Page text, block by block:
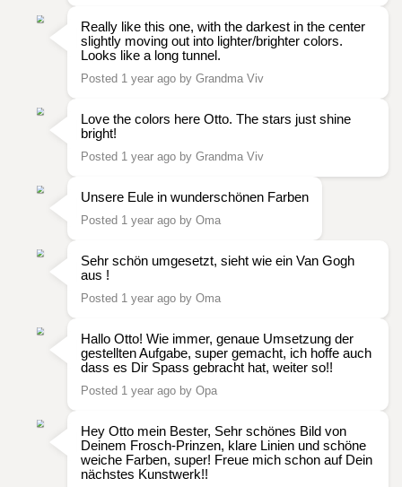
Really like this one, with the darkest in the center
slightly moving out into lighter/brighter colors.
Looks like a long tunnel.
Posted 1 year ago by Grandma Viv
Love the colors here Otto. The stars just shine
bright!
Posted 1 year ago by Grandma Viv
Unsere Eule in wunderschönen Farben
Posted 1 year ago by Oma
Sehr schön umgesetzt, sieht wie ein Van Gogh
aus !
Posted 1 year ago by Oma
Hallo Otto! Wie immer, genaue Umsetzung der
gestellten Aufgabe, super gemacht, ich hoffe auch
dass es Dir Spass gebracht hat, weiter so!!
Posted 1 year ago by Opa
Hey Otto mein Bester, Sehr schönes Bild von
Deinem Frosch-Prinzen, klare Linien und schöne
weiche Farben, super! Freue mich schon auf Dein
nächstes Kunstwerk!!